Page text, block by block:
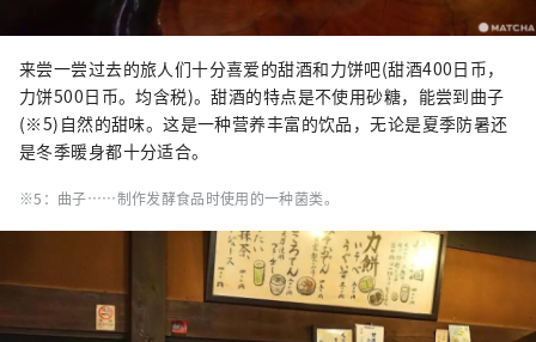
来尝一尝过去的旅人们十分喜爱的甜酒和力饼吧(甜酒400日币，
力饼500日币。均含税)。甜酒的特点是不使用砂糖，能尝到曲子
(※5)自然的甜味。这是一种营养丰富的饮品，无论是夏季防暑还
是冬季暖身都十分适合。
※5：曲子……制作发酵食品时使用的一种菌类。